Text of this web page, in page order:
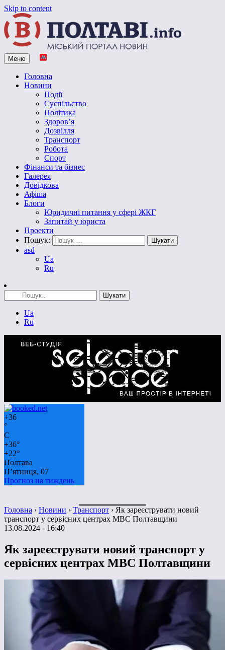
Skip to content
Vpoltave.info
Полтавський портал новин
Меню
Головна
Новини
Події
Суспільство
Політика
Здоров’я
Дозвілля
Транспорт
Робота
Спорт
Фінанси та бізнес
Галерея
Довідкова
Афіша
Блоги
Юридичні питання у сфері ЖКГ
Запитай у юриста
Проекти
Пошук:
asd
Ua
Ru
Ua
Ru
+36
°
C
+36°
+22°
Полтава
П’ятниця, 07
Прогноз на тиждень
Головна › Новини › Транспорт › Як зареєструвати новий
транспорт у сервісних центрах МВС Полтавщини
13.08.2024 - 16:40
Як зареєструвати новий транспорт у
сервісних центрах МВС Полтавщини